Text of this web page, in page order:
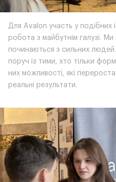
Для Avalon участь у подібних
робота з майбутнім галузі. Ми
починаються з сильних
поруч із тими, хто тільки
них можливості, які
реальні результати.